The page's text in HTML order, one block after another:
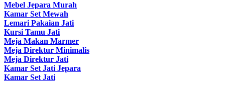
Mebel Jepara Murah
Kamar Set Mewah
Lemari Pakaian Jati
Kursi Tamu Jati
Meja Makan Marmer
Meja Direktur Minimalis
Meja Direktur Jati
Kamar Set Jati Jepara
Kamar Set Jati